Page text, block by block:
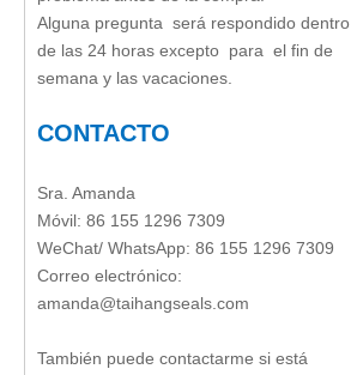
Alguna pregunta será respondido dentro
de las 24 horas excepto para el fin de
semana y las vacaciones.
CONTACTO
Sra. Amanda
Móvil: 86 155 1296 7309
WeChat/ WhatsApp: 86 155 1296 7309
Correo electrónico:
amanda@taihangseals.com
También puede contactarme si está